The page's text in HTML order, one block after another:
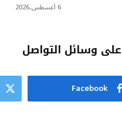
6 أغسطس,2026
على وسائل التواصل
Facebook